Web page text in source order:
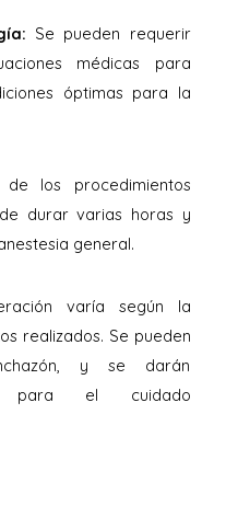
Se pueden requerir
médicas para
óptimas para la
de los procedimientos
durar varias horas y
general.
varía según la
realizados. Se pueden
y se darán
para el cuidado